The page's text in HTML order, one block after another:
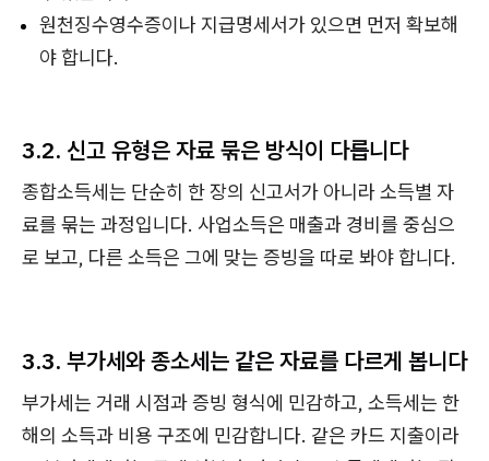
원천징수영수증이나 지급명세서가 있으면 먼저 확보해
야 합니다.
3.2. 신고 유형은 자료 묶은 방식이 다릅니다
종합소득세는 단순히 한 장의 신고서가 아니라 소득별 자
료를 묶는 과정입니다. 사업소득은 매출과 경비를 중심으
로 보고, 다른 소득은 그에 맞는 증빙을 따로 봐야 합니다.
3.3. 부가세와 종소세는 같은 자료를 다르게 봅니다
부가세는 거래 시점과 증빙 형식에 민감하고, 소득세는 한
해의 소득과 비용 구조에 민감합니다. 같은 카드 지출이라